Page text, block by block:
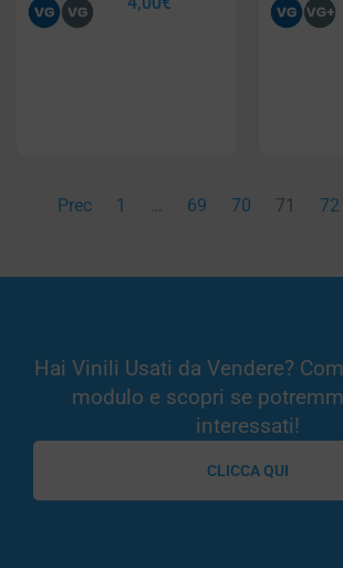
Prec 1 … 69 70 71 72
Hai Vinili Usati da Vendere?
modulo e scopri se
interessati!
CLICCA QUI